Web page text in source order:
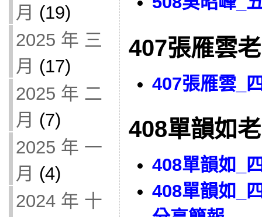
月 (19)
2025 年 三
月 (17)
2025 年 二
月 (7)
2025 年 一
月 (4)
2024 年 十
407張雁雲
407張雁雲_
408單韻如
408單韻如_
408單韻如_